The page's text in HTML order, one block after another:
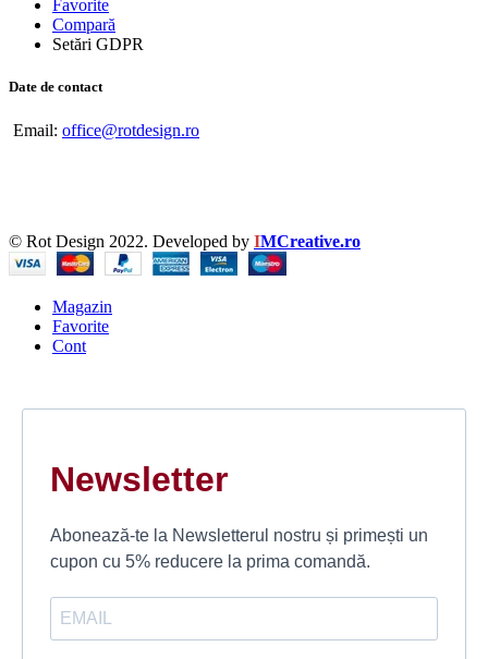
Favorite
Compară
Setări GDPR
Date de contact
Email: office@rotdesign.ro
© Rot Design 2022. Developed by IMCreative.ro
Magazin
Favorite
Cont
Newsletter
Abonează-te la Newsletterul nostru și primești un
cupon cu 5% reducere la prima comandă.